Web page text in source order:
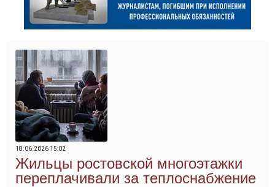
18.06.2026 15:02
Жильцы ростовской многоэтажки
переплачивали за теплоснабжение